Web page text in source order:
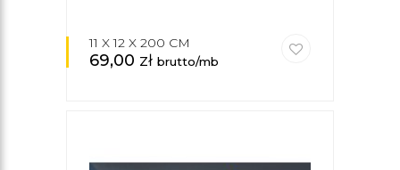
11 X 12 X 200 CM
69,00 zł brutto/mb